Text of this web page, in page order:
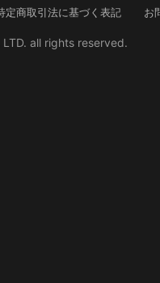
定商取引法に基づく表記 お
all rights reserved.